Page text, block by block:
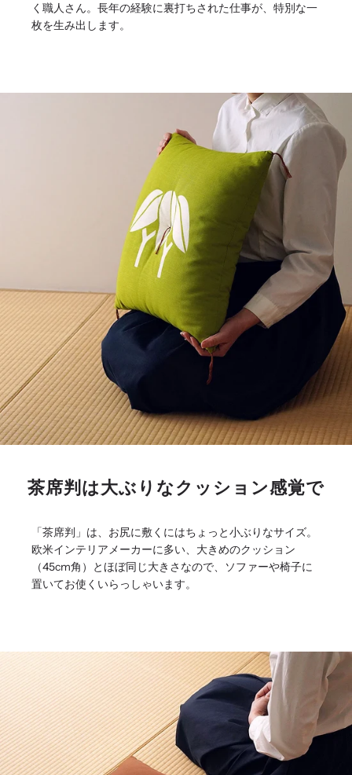
く職人さん。長年の経験に裏打ちされた仕事が、特別な一
枚を生み出します。
茶席判は大ぶりなクッション感覚で
「茶席判」は、お尻に敷くにはちょっと小ぶりなサイズ。
欧米インテリアメーカーに多い、大きめのクッション
（45cm角）とほぼ同じ大きさなので、ソファーや椅子に
置いてお使くいらっしゃいます。